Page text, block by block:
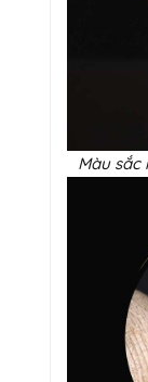
Màu